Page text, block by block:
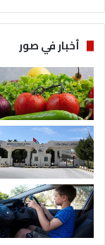
أخبار في صور